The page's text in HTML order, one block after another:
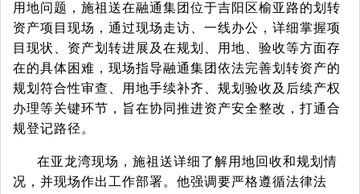
用地问题，施祖送在融通集团位于吉阳区榆亚路的划转
资产项目现场，通过现场走访、一线办公，详细掌握项
目现状、资产划转进展及在规划、用地、验收等方面存
在的具体困难，现场指导融通集团依法完善划转资产的
规划符合性审查、用地手续补齐、规划验收及后续产权
办理等关键环节，旨在协同推进资产安全整改，打通合
规登记路径。
在亚龙湾现场，施祖送详细了解用地回收和规划情
况，并现场作出工作部署。他强调要严格遵循法律法